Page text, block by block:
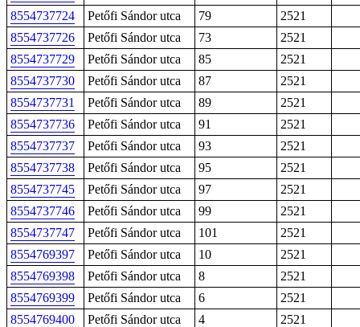
8554737724
Petőfi Sándor utca 79
2521
8554737726
Petőfi Sándor utca 73
2521
8554737729
Petőfi Sándor utca 85
2521
8554737730
Petőfi Sándor utca 87
2521
8554737731
Petőfi Sándor utca 89
2521
8554737736
Petőfi Sándor utca 91
2521
8554737737
Petőfi Sándor utca 93
2521
8554737738
Petőfi Sándor utca 95
2521
8554737745
Petőfi Sándor utca 97
2521
8554737746
Petőfi Sándor utca 99
2521
8554737747
Petőfi Sándor utca 101
2521
8554769397
Petőfi Sándor utca 10
2521
8554769398
Petőfi Sándor utca 8
2521
8554769399
Petőfi Sándor utca 6
2521
8554769400
Petőfi Sándor utca 4
2521